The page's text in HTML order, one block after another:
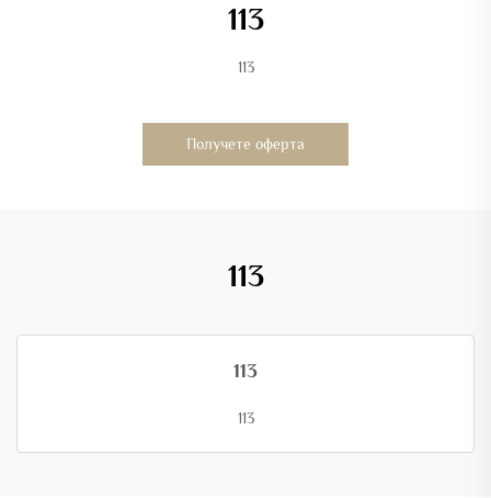
113
113
Получете оферта
113
113
113